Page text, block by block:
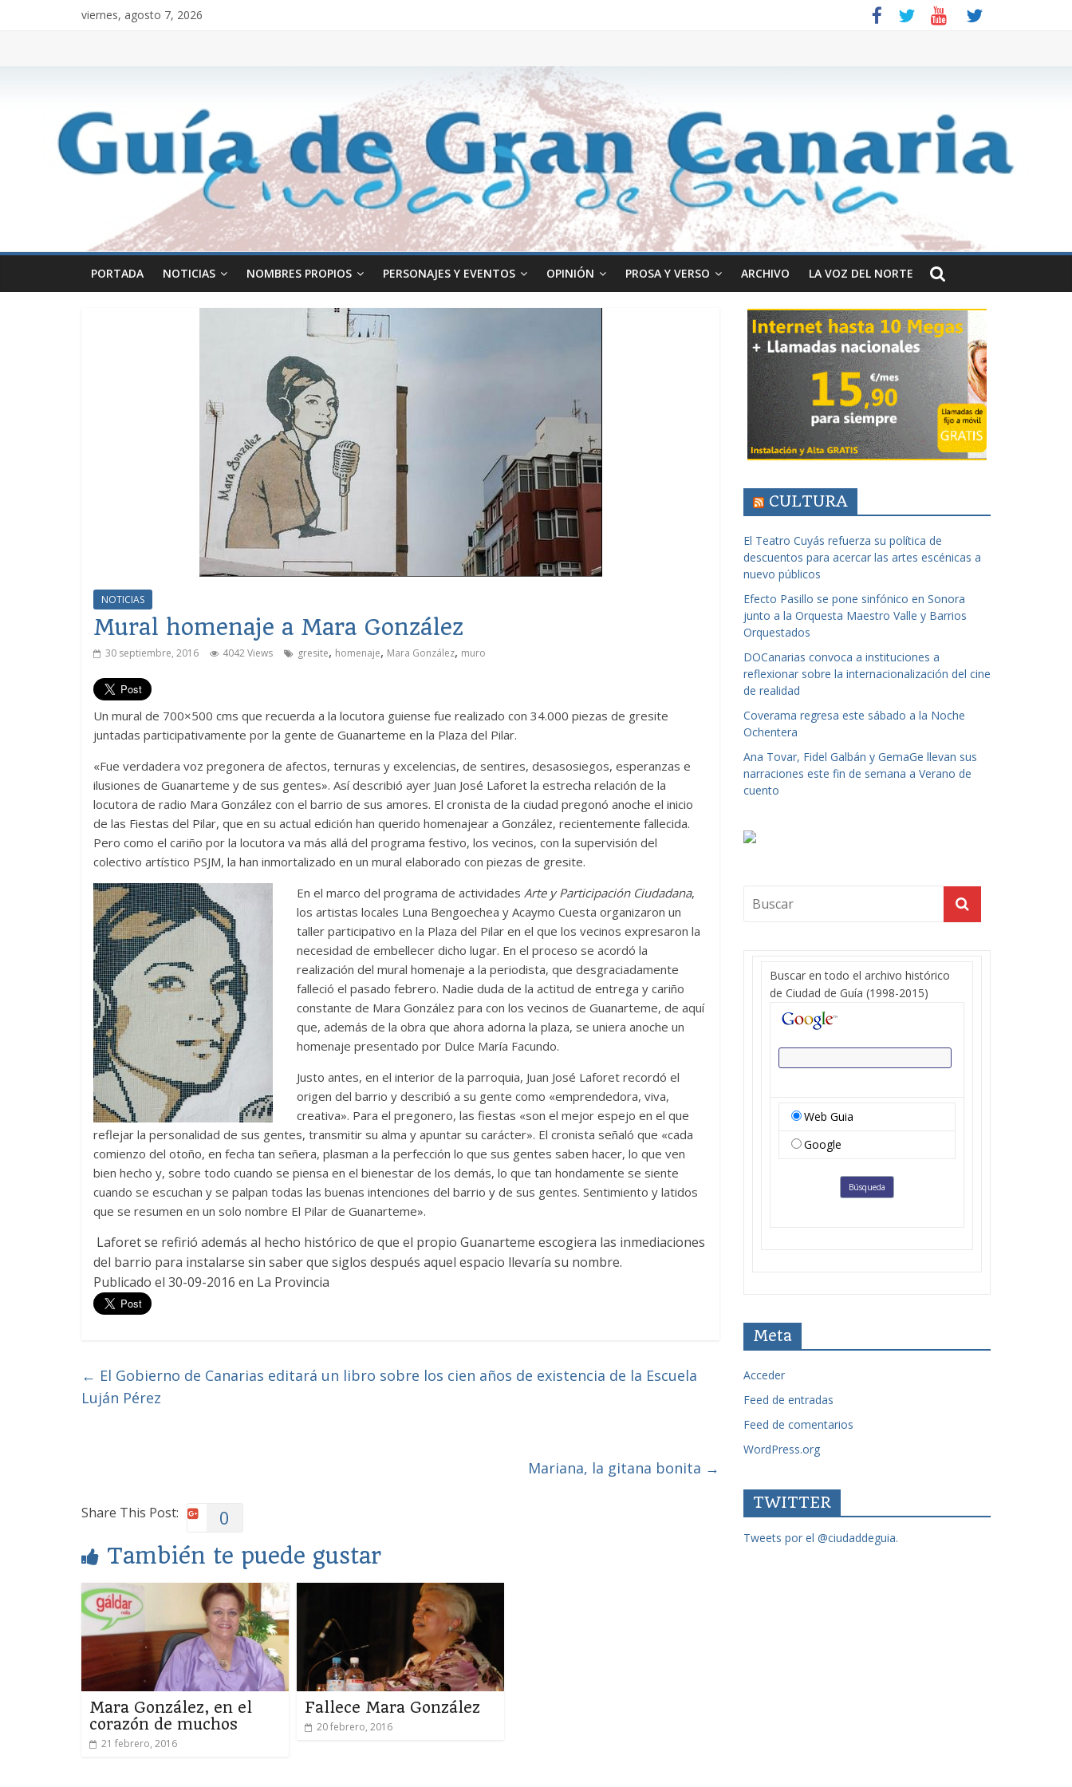
viernes, agosto 7, 2026
PORTADA NOTICIAS NOMBRES PROPIOS PERSONAJES Y EVENTOS OPINIÓN PROSA Y VERSO ARCHIVO LA VOZ DEL NORTE
NOTICIAS
Mural homenaje a Mara González
30 septiembre, 2016 4042 Views gresite, homenaje, Mara González, muro
Un mural de 700×500 cms que recuerda a la locutora guiense fue realizado con 34.000 piezas de gresite
juntadas participativamente por la gente de Guanarteme en la Plaza del Pilar.
«Fue verdadera voz pregonera de afectos, ternuras y excelencias, de sentires, desasosiegos, esperanzas e
ilusiones de Guanarteme y de sus gentes». Así describió ayer Juan José Laforet la estrecha relación de la
locutora de radio Mara González con el barrio de sus amores. El cronista de la ciudad pregonó anoche el inicio
de las Fiestas del Pilar, que en su actual edición han querido homenajear a González, recientemente fallecida.
Pero como el cariño por la locutora va más allá del programa festivo, los vecinos, con la supervisión del
colectivo artístico PSJM, la han inmortalizado en un mural elaborado con piezas de gresite.
En el marco del programa de actividades Arte y Participación Ciudadana,
los artistas locales Luna Bengoechea y Acaymo Cuesta organizaron un
taller participativo en la Plaza del Pilar en el que los vecinos expresaron la
necesidad de embellecer dicho lugar. En el proceso se acordó la
realización del mural homenaje a la periodista, que desgraciadamente
falleció el pasado febrero. Nadie duda de la actitud de entrega y cariño
constante de Mara González para con los vecinos de Guanarteme, de aquí
que, además de la obra que ahora adorna la plaza, se uniera anoche un
homenaje presentado por Dulce María Facundo.
Justo antes, en el interior de la parroquia, Juan José Laforet recordó el
origen del barrio y describió a su gente como «emprendedora, viva,
creativa». Para el pregonero, las fiestas «son el mejor espejo en el que
reflejar la personalidad de sus gentes, transmitir su alma y apuntar su carácter». El cronista señaló que «cada
comienzo del otoño, en fecha tan señera, plasman a la perfección lo que sus gentes saben hacer, lo que ven
bien hecho y, sobre todo cuando se piensa en el bienestar de los demás, lo que tan hondamente se siente
cuando se escuchan y se palpan todas las buenas intenciones del barrio y de sus gentes. Sentimiento y latidos
que se resumen en un solo nombre El Pilar de Guanarteme».
Laforet se refirió además al hecho histórico de que el propio Guanarteme escogiera las inmediaciones
del barrio para instalarse sin saber que siglos después aquel espacio llevaría su nombre.
Publicado el 30-09-2016 en La Provincia
← El Gobierno de Canarias editará un libro sobre los cien años de existencia de la Escuela
Luján Pérez
Mariana, la gitana bonita →
Share This Post: 0
También te puede gustar
Mara González, en el
corazón de muchos
21 febrero, 2016
Fallece Mara González
20 febrero, 2016
CULTURA
El Teatro Cuyás refuerza su política de
descuentos para acercar las artes escénicas a
nuevo públicos
Efecto Pasillo se pone sinfónico en Sonora
junto a la Orquesta Maestro Valle y Barrios
Orquestados
DOCanarias convoca a instituciones a
reflexionar sobre la internacionalización del cine
de realidad
Coverama regresa este sábado a la Noche
Ochentera
Ana Tovar, Fidel Galbán y GemaGe llevan sus
narraciones este fin de semana a Verano de
cuento
Buscar en todo el archivo histórico
de Ciudad de Guía (1998-2015)
Web Guia
Google
Meta
Acceder
Feed de entradas
Feed de comentarios
WordPress.org
TWITTER
Tweets por el @ciudaddeguia.